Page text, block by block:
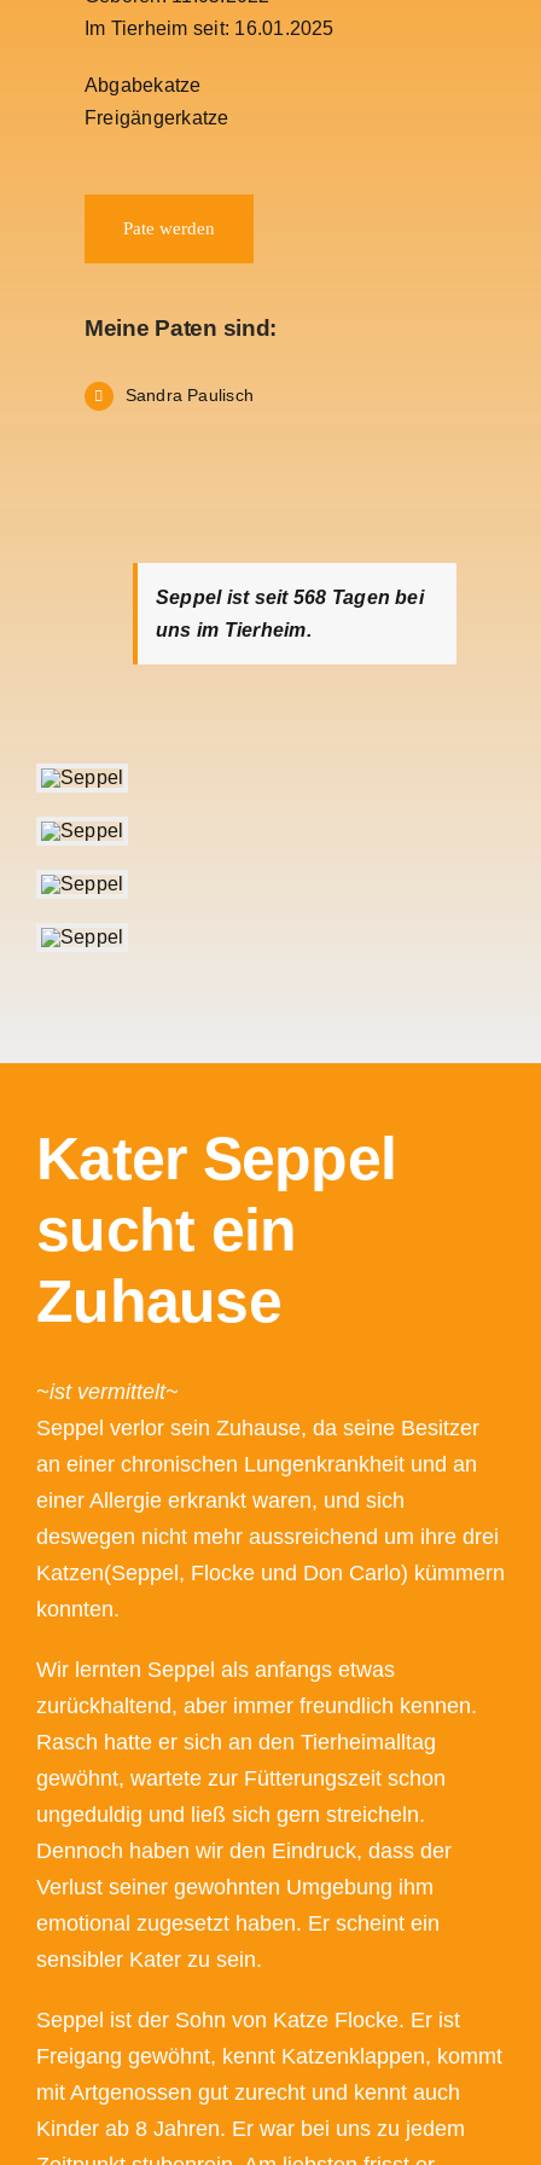
Im Tierheim seit: 16.01.2025
Abgabekatze
Freigängerkatze
Pate werden
Meine Paten sind:
Sandra Paulisch
Seppel ist seit 568 Tagen bei
uns im Tierheim.
Kater Seppel
sucht ein
Zuhause
~ist vermittelt~
Seppel verlor sein Zuhause, da seine Besitzer
an einer chronischen Lungenkrankheit und an
einer Allergie erkrankt waren, und sich
deswegen nicht mehr aussreichend um ihre drei
Katzen(Seppel, Flocke und Don Carlo) kümmern
konnten.
Wir lernten Seppel als anfangs etwas
zurückhaltend, aber immer freundlich kennen.
Rasch hatte er sich an den Tierheimalltag
gewöhnt, wartete zur Fütterungszeit schon
ungeduldig und ließ sich gern streicheln.
Dennoch haben wir den Eindruck, dass der
Verlust seiner gewohnten Umgebung ihm
emotional zugesetzt haben. Er scheint ein
sensibler Kater zu sein.
Seppel ist der Sohn von Katze Flocke. Er ist
Freigang gewöhnt, kennt Katzenklappen, kommt
mit Artgenossen gut zurecht und kennt auch
Kinder ab 8 Jahren. Er war bei uns zu jedem